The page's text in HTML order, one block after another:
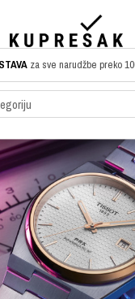
za sve narudžbe preko